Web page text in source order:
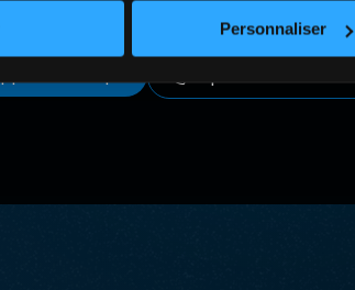
Personnaliser